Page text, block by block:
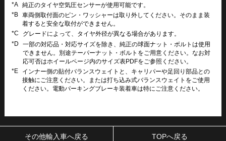
*A 純正のタイヤ空気圧センサーが使用可能です。
*B 車両側取付面のピン・ワッシャーは取り外してください。そのまま装
着すると安全な取付ができません。
*C
グレードによって、タイヤ外径が異なる場合があります。
*D
一部の対応品・対応サイズを除き、純正の球面ナット・ボルトは使用
できません。別途テーパーナット・ボルトをご用意ください。なお対
応可否はホイールページ内のサイズ表PDFをご参照ください。
*E
インナー側の貼付バランスウェイトと、キャリパーや足回り部品との
接触にご注意ください。または打ち込み式バランスウェイトをご使用
ください。電動パーキングブレーキ装着車は特にご注意ください。
その他輸入車へ戻る TOPへ戻る